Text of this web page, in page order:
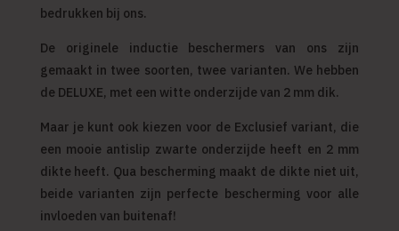
bedrukken bij ons.
De originele inductie beschermers van ons zijn
gemaakt in twee soorten, twee varianten. We hebben
de DELUXE, met een witte onderzijde van 2 mm dik.
Maar je kunt ook kiezen voor de Exclusief variant, die
een mooie antislip zwarte onderzijde heeft en 2 mm
dikte heeft. Qua bescherming maakt de dikte niet uit,
beide varianten zijn perfecte bescherming voor alle
invloeden van buitenaf!